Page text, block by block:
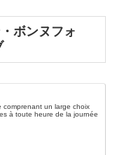
ボンヌフォ
comprenant un large choix
à toute heure de la journée